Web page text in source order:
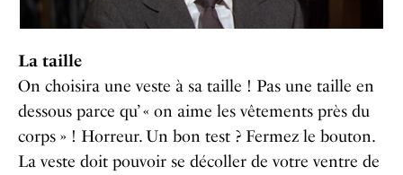
La taille
On choisira une veste à sa taille ! Pas une taille en
dessous parce qu’ « on aime les vêtements près du
corps » ! Horreur. Un bon test ? Fermez le bouton.
La veste doit pouvoir se décoller de votre ventre de